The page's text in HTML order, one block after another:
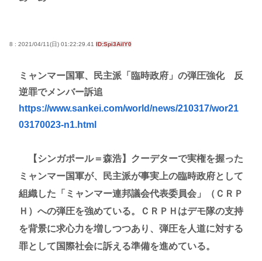
8 : 2021/04/11(日) 01:22:29.41 ID:Spi3AiIY0
ミャンマー国軍、民主派「臨時政府」の弾圧強化 反
逆罪でメンバー訴追
https://www.sankei.com/world/news/210317/wor21
03170023-n1.html
【シンガポール＝森浩】クーデターで実権を握った
ミャンマー国軍が、民主派が事実上の臨時政府として
組織した「ミャンマー連邦議会代表委員会」（ＣＲＰ
Ｈ）への弾圧を強めている。ＣＲＰＨはデモ隊の支持
を背景に求心力を増しつつあり、弾圧を人道に対する
罪として国際社会に訴える準備を進めている。